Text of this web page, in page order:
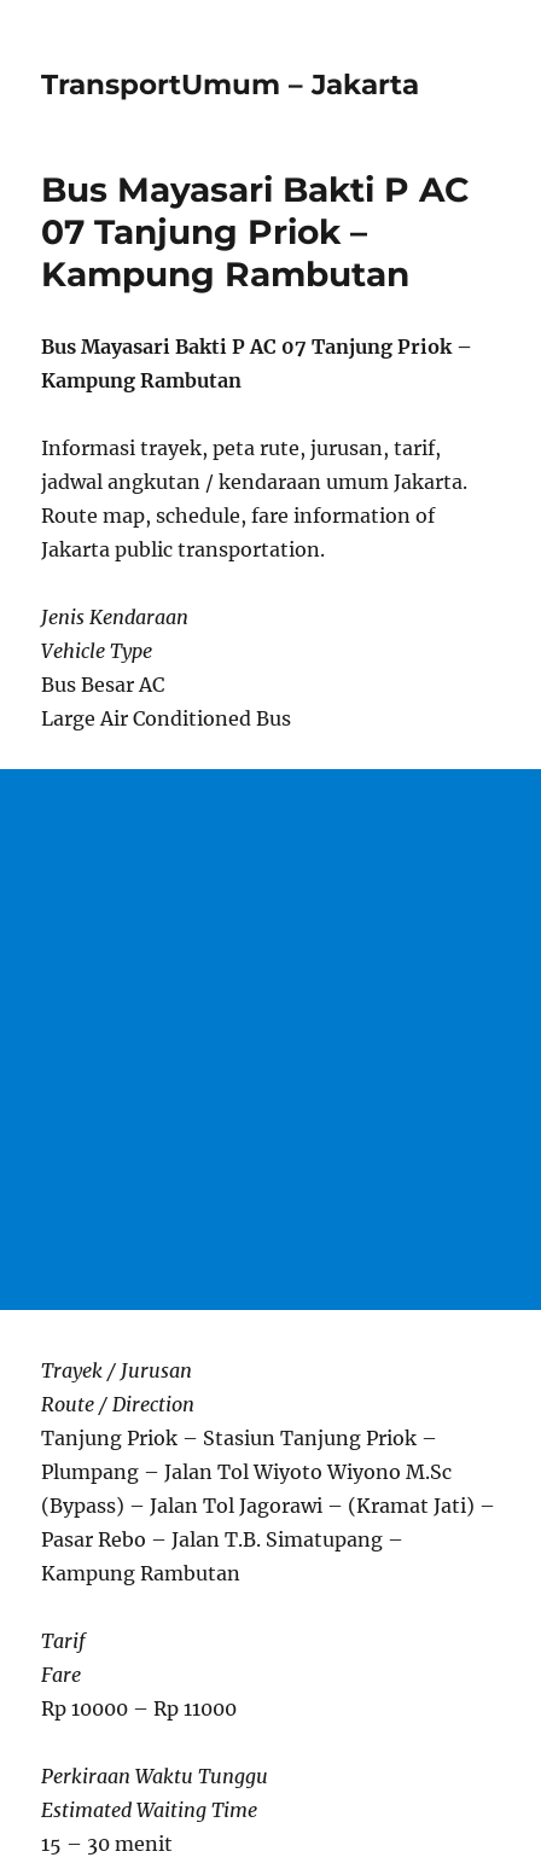
TransportUmum – Jakarta
Bus Mayasari Bakti P AC
07 Tanjung Priok –
Kampung Rambutan
Bus Mayasari Bakti P AC 07 Tanjung Priok –
Kampung Rambutan
Informasi trayek, peta rute, jurusan, tarif,
jadwal angkutan / kendaraan umum Jakarta.
Route map, schedule, fare information of
Jakarta public transportation.
Jenis Kendaraan
Vehicle Type
Bus Besar AC
Large Air Conditioned Bus
Trayek / Jurusan
Route / Direction
Tanjung Priok – Stasiun Tanjung Priok –
Plumpang – Jalan Tol Wiyoto Wiyono M.Sc
(Bypass) – Jalan Tol Jagorawi – (Kramat Jati) –
Pasar Rebo – Jalan T.B. Simatupang –
Kampung Rambutan
Tarif
Fare
Rp 10000 – Rp 11000
Perkiraan Waktu Tunggu
Estimated Waiting Time
15 – 30 menit